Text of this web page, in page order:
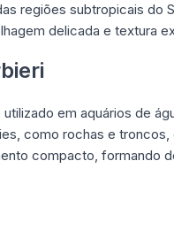
regiões subtropicais do
delicada e textura
em aquários de
como rochas e troncos,
compacto, formando